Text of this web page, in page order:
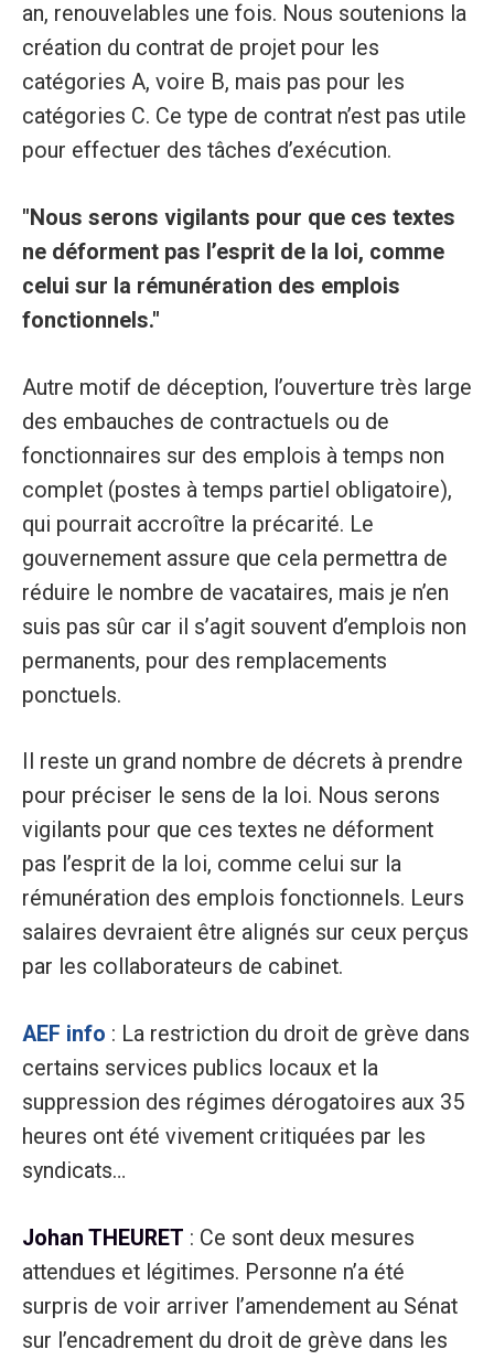
an, renouvelables une fois. Nous soutenions la
création du contrat de projet pour les
catégories A, voire B, mais pas pour les
catégories C. Ce type de contrat n’est pas utile
pour effectuer des tâches d’exécution.
"Nous serons vigilants pour que ces textes
ne déforment pas l’esprit de la loi, comme
celui sur la rémunération des emplois
fonctionnels."
Autre motif de déception, l’ouverture très large
des embauches de contractuels ou de
fonctionnaires sur des emplois à temps non
complet (postes à temps partiel obligatoire),
qui pourrait accroître la précarité. Le
gouvernement assure que cela permettra de
réduire le nombre de vacataires, mais je n’en
suis pas sûr car il s’agit souvent d’emplois non
permanents, pour des remplacements
ponctuels.
Il reste un grand nombre de décrets à prendre
pour préciser le sens de la loi. Nous serons
vigilants pour que ces textes ne déforment
pas l’esprit de la loi, comme celui sur la
rémunération des emplois fonctionnels. Leurs
salaires devraient être alignés sur ceux perçus
par les collaborateurs de cabinet.
AEF info : La restriction du droit de grève dans
certains services publics locaux et la
suppression des régimes dérogatoires aux 35
heures ont été vivement critiquées par les
syndicats…
Johan THEURET : Ce sont deux mesures
attendues et légitimes. Personne n’a été
surpris de voir arriver l’amendement au Sénat
sur l’encadrement du droit de grève dans les